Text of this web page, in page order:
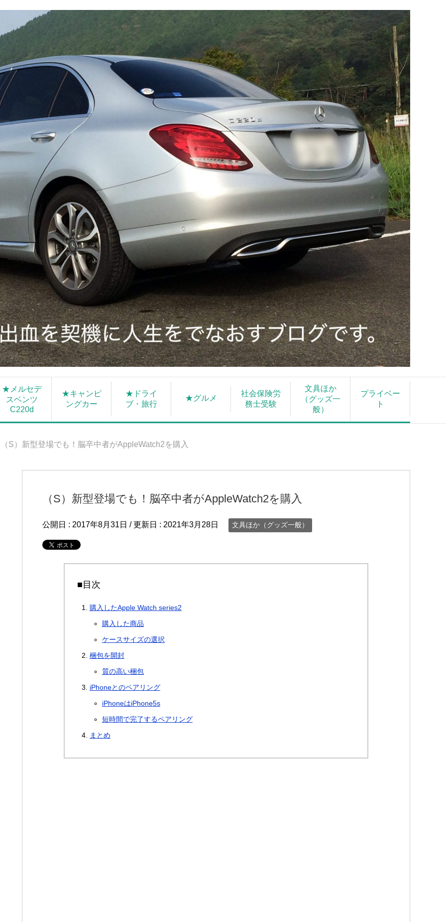
★メルセデ
スベンツ
C220d
★キャンピ
ングカー
★ドライ
ブ・旅行
★グルメ
社会保険労
務士受験
文具ほか
（グッズ一
般）
プライベー
ト
（S）新型登場でも！脳卒中者がAppleWatch2を購入
（S）新型登場でも！脳卒中者がAppleWatch2を購入
公開日 : 2017年8月31日 / 更新日 : 2021年3月28日 文具ほか（グッズ一般）
■目次
購入したApple Watch series2
購入した商品
ケースサイズの選択
梱包を開封
質の高い梱包
iPhoneとのペアリング
iPhoneはiPhone5s
短時間で完了するペアリング
まとめ